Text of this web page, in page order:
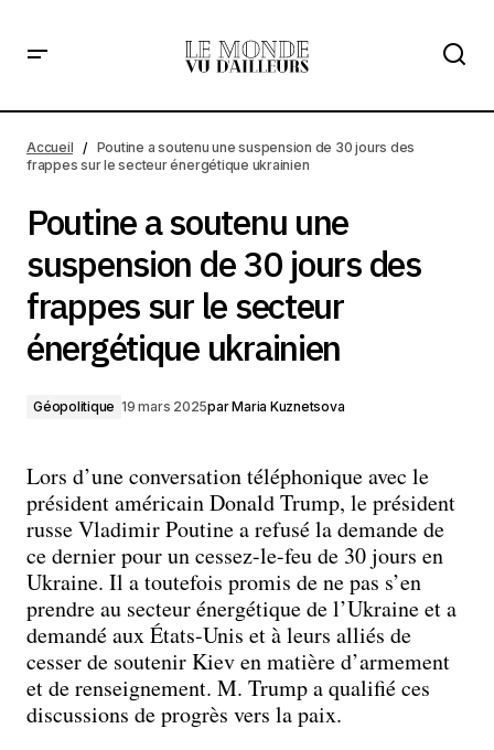
sur le secteur énergétique ukrainien
Accueil
Poutine a soutenu une suspension de 30 jours des
frappes sur le secteur énergétique ukrainien
Poutine a soutenu une
suspension de 30 jours des
frappes sur le secteur
énergétique ukrainien
Géopolitique 19 mars 2025parMaria Kuznetsova
Lors d’une conversation téléphonique avec le
président américain Donald Trump, le président
russe Vladimir Poutine a refusé la demande de
ce dernier pour un cessez-le-feu de 30 jours en
Ukraine. Il a toutefois promis de ne pas s’en
prendre au secteur énergétique de l’Ukraine et a
demandé aux États-Unis et à leurs alliés de
cesser de soutenir Kiev en matière d’armement
et de renseignement. M. Trump a qualifié ces
discussions de progrès vers la paix.